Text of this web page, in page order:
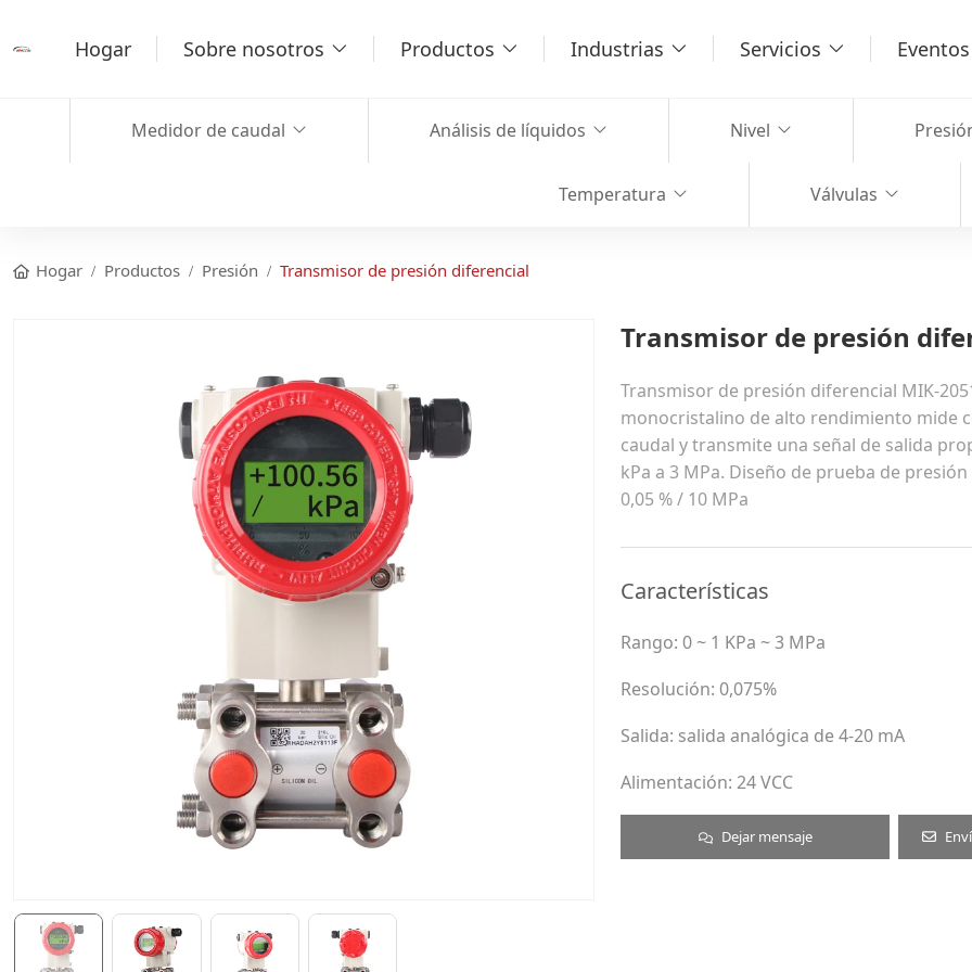
Hogar Sobre nosotros Productos Industrias Servicios
Medidor de caudal Análisis de líquidos Nivel
Temperatura Válvulas
Hogar Productos Presión Transmisor de presión diferencial
Transmisor de presión
Transmisor de presión diferencial MIK-
monocristalino de alto rendimiento mide
caudal y transmite una señal de salida
kPa a 3 MPa. Diseño de prueba de
0,05 % / 10 MPa
Características
Rango: 0 ~ 1 KPa ~ 3 MPa
Resolución: 0,075%
Salida: salida analógica de 4-20 mA
Alimentación: 24 VCC
Dejar mensaje